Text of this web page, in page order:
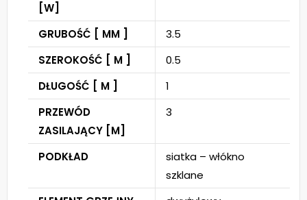
[W]
GRUBOŚĆ [ MM ]
3.5
SZEROKOŚĆ [ M ]
0.5
DŁUGOŚĆ [ M ]
1
PRZEWÓD
ZASILAJĄCY [M]
3
PODKŁAD
siatka – włókno
szklane